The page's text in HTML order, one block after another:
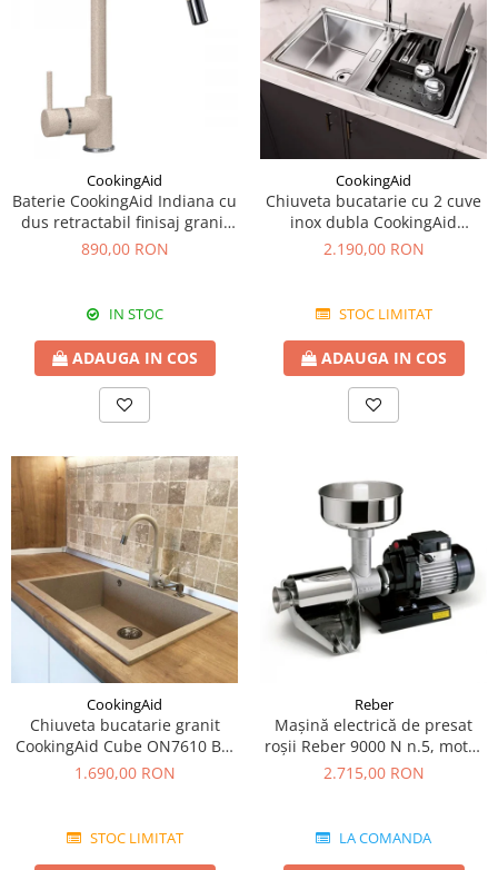
CookingAid
Baterie CookingAid Indiana cu
dus retractabil finisaj granit
Bej Pigmentat / Avena
890,00 RON
IN STOC
ADAUGA IN COS
CookingAid
Chiuveta bucatarie cu 2 cuve
inox dubla CookingAid
FUSION 86BB
2.190,00 RON
STOC LIMITAT
ADAUGA IN COS
CookingAid
Chiuveta bucatarie granit
CookingAid Cube ON7610 Bej
Pigmentat / Avena + accesorii
1.690,00 RON
STOC LIMITAT
Reber
Mașină electrică de presat
roşii Reber 9000 N n.5, motor
prin inducție de 600W,
2.715,00 RON
LA COMANDA